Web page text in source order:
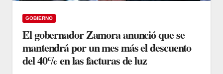
GOBIERNO
El gobernador Zamora anunció que se
mantendrá por un mes más el descuento
del 40% en las facturas de luz